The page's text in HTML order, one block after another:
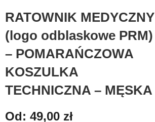
RATOWNIK MEDYCZNY
(logo odblaskowe PRM)
– POMARAŃCZOWA
KOSZULKA
TECHNICZNA – MĘSKA
Od: 49,00 zł